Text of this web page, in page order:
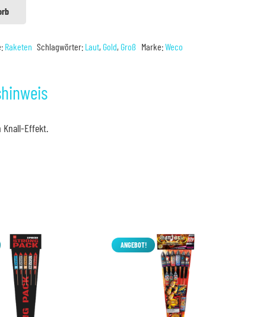
Raketen Schlagwörter: Laut, Gold, Groß Marke:Weco
Knall-Effekt.
ANGEBOT!